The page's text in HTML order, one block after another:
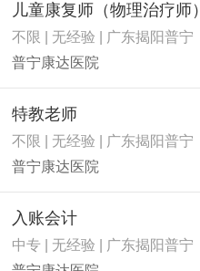
儿童康复师（物理治疗师）
不限 | 无经验 | 广东揭阳普宁
普宁康达医院
特教老师
不限 | 无经验 | 广东揭阳普宁
普宁康达医院
入账会计
中专 | 无经验 | 广东揭阳普宁